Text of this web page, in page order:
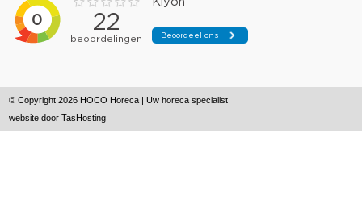
© Copyright 2026 HOCO Horeca | Uw horeca specialist
website doorTasHosting